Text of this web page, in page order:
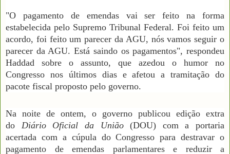
"O pagamento de emendas vai ser feito na forma
estabelecida pelo Supremo Tribunal Federal. Foi feito um
acordo, foi feito um parecer da AGU, nós vamos seguir o
parecer da AGU. Está saindo os pagamentos", respondeu
Haddad sobre o assunto, que azedou o humor no
Congresso nos últimos dias e afetou a tramitação do
pacote fiscal proposto pelo governo.
Na noite de ontem, o governo publicou edição extra
do Diário Oficial da União(DOU) com a portaria
acertada com a cúpula do Congresso para destravar o
pagamento de emendas parlamentares e reduzir a